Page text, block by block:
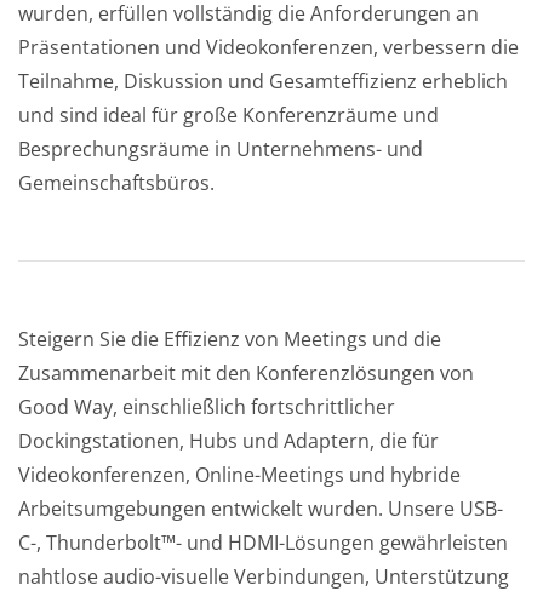
wurden, erfüllen vollständig die Anforderungen an
Präsentationen und Videokonferenzen, verbessern die
Teilnahme, Diskussion und Gesamteffizienz erheblich
und sind ideal für große Konferenzräume und
Besprechungsräume in Unternehmens- und
Gemeinschaftsbüros.
Steigern Sie die Effizienz von Meetings und die
Zusammenarbeit mit den Konferenzlösungen von
Good Way, einschließlich fortschrittlicher
Dockingstationen, Hubs und Adaptern, die für
Videokonferenzen, Online-Meetings und hybride
Arbeitsumgebungen entwickelt wurden. Unsere USB-
C-, Thunderbolt™- und HDMI-Lösungen gewährleisten
nahtlose audio-visuelle Verbindungen, Unterstützung